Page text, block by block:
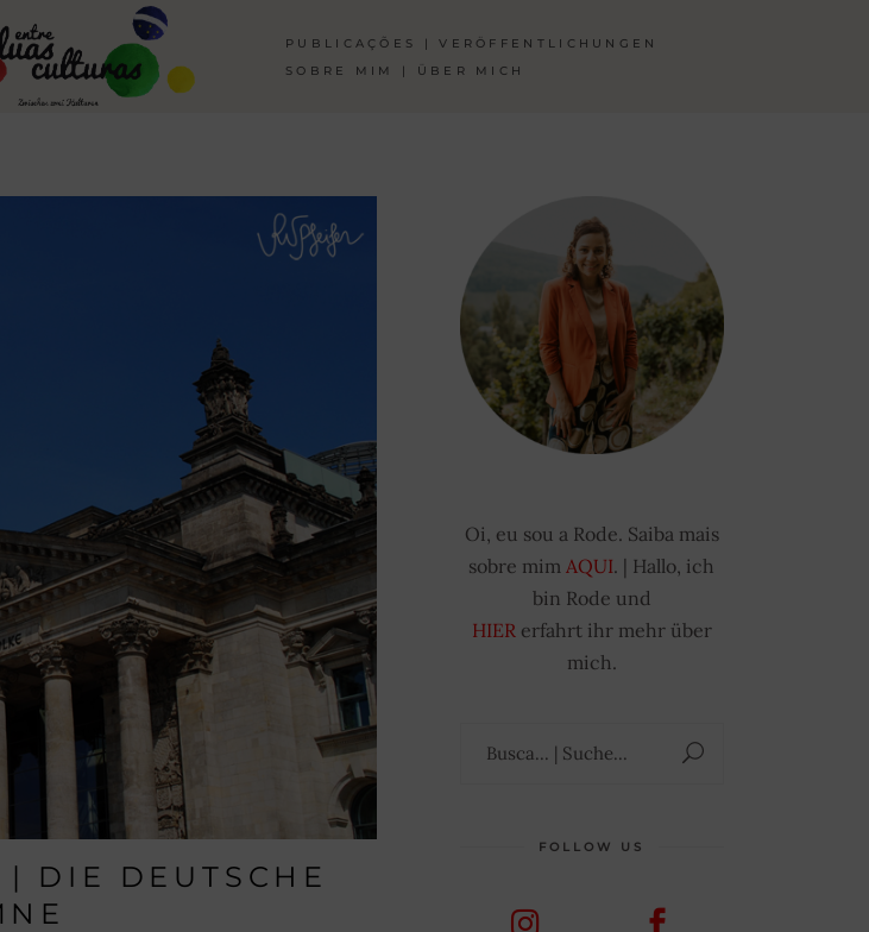
PUBLICAÇÕES | VERÖFFENTLICHUNGEN
SOBRE MIM | ÜBER MICH
DIE DEUTSCHE
Oi, eu sou a Rode. Saiba mais
sobre mim AQUI. | Hallo, ich
bin Rode und
HIER erfahrt ihr mehr über
mich.
FOLLOW US